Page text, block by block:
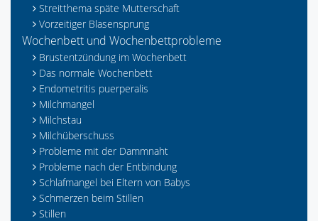
Streitthema späte Mutterschaft
Vorzeitiger Blasensprung
Wochenbett und Wochenbettprobleme
Brustentzündung im Wochenbett
Das normale Wochenbett
Endometritis puerperalis
Milchmangel
Milchstau
Milchüberschuss
Probleme mit der Dammnaht
Probleme nach der Entbindung
Schlafmangel bei Eltern von Babys
Schmerzen beim Stillen
Stillen